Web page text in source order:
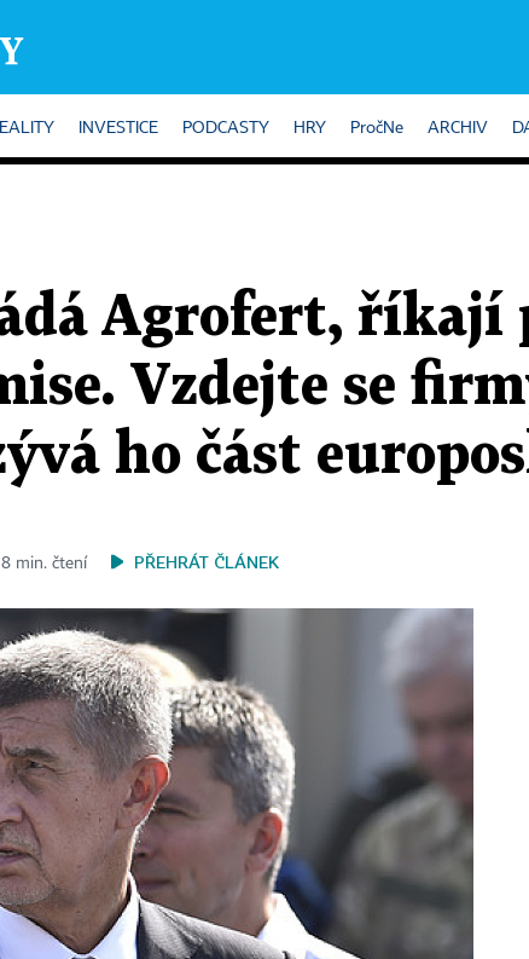
INVESTICE PODCASTY HRY PročNe ARCHIV
Agrofert, říkají
Vzdejte se
ho část
8 min. čtení PŘEHRÁT ČLÁNEK